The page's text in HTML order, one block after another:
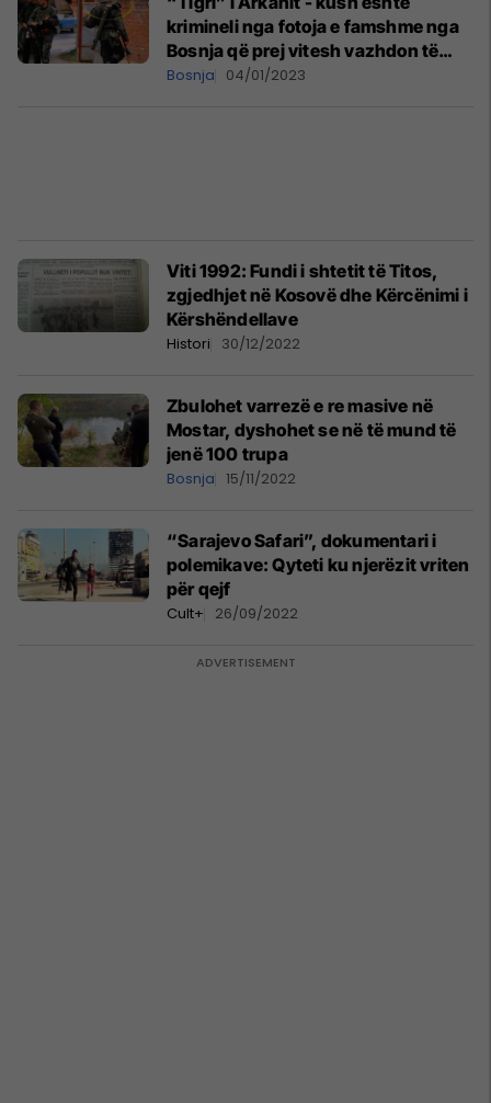
krimineli nga fotoja e famshme nga
Bosnja që prej vitesh vazhdon të
performojë si DJ në Serbi
Bosnja 04/01/2023
Viti 1992: Fundi i shtetit të Titos,
zgjedhjet në Kosovë dhe Kërcënimi i
Kërshëndellave
Histori 30/12/2022
Zbulohet varrezë e re masive në
Mostar, dyshohet se në të mund të
jenë 100 trupa
Bosnja 15/11/2022
“Sarajevo Safari”, dokumentari i
polemikave: Qyteti ku njerëzit vriten
për qejf
Cult+ 26/09/2022